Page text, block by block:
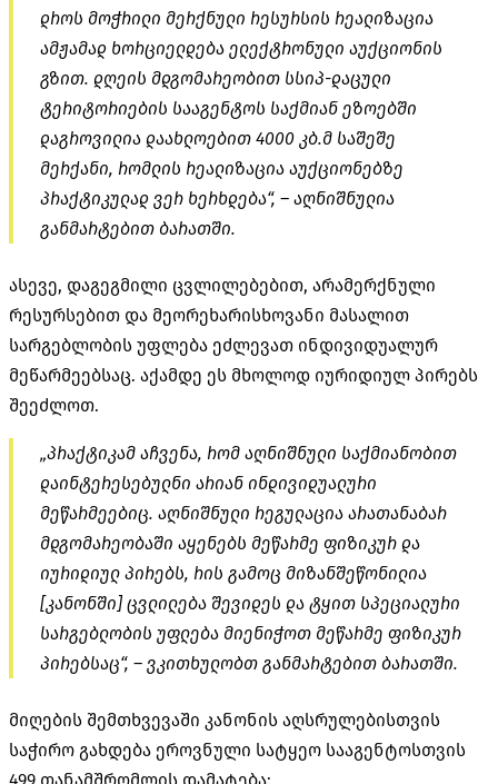
დროს მოჭრილი მერქნული რესურსის რეალიზაცია
ამჟამად ხორციელდება ელექტრონული აუქციონის
გზით. დღეის მდგომარეობით სსიპ-დაცული
ტერიტორიების სააგენტოს საქმიან ეზოებში
დაგროვილია დაახლოებით 4000 კბ.მ საშეშე
მერქანი, რომლის რეალიზაცია აუქციონებზე
პრაქტიკულად ვერ ხერხდება“, – აღნიშნულია
განმარტებით ბარათში.
ასევე, დაგეგმილი ცვლილებებით, არამერქნული
რესურსებით და მეორეხარისხოვანი მასალით
სარგებლობის უფლება ეძლევათ ინდივიდუალურ
მეწარმეებსაც. აქამდე ეს მხოლოდ იურიდიულ პირებს
შეეძლოთ.
„პრაქტიკამ აჩვენა, რომ აღნიშნული საქმიანობით
დაინტერესებულნი არიან ინდივიდუალური
მეწარმეებიც. აღნიშნული რეგულაცია არათანაბარ
მდგომარეობაში აყენებს მეწარმე ფიზიკურ და
იურიდიულ პირებს, რის გამოც მიზანშეწონილია
[კანონში] ცვლილება შევიდეს და ტყით სპეციალური
სარგებლობის უფლება მიენიჭოთ მეწარმე ფიზიკურ
პირებსაც“, – ვკითხულობთ განმარტებით ბარათში.
მიღების შემთხვევაში კანონის აღსრულებისთვის
საჭირო გახდება ეროვნული სატყეო სააგენტოსთვის
499 თანამშრომლის დამატება: